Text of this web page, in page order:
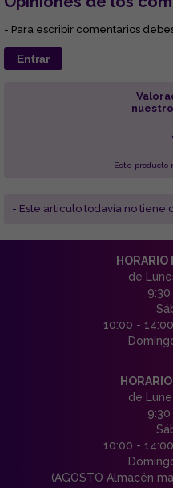
- Para escribir comentarios
Entrar
Este producto
- Este articulo todavía no tiene
HORARIO
de
10:00 -
de
10:00 -
(AGOSTO Almacén